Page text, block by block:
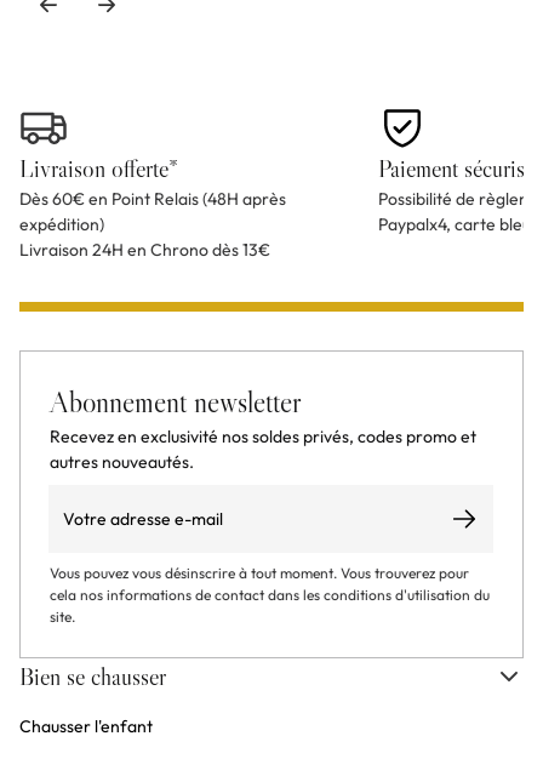
Livraison offerte*
Dès 60€ en Point Relais (48H après
expédition)
Livraison 24H en Chrono dès 13€
Paiement sécurisé
Possibilité de
Paypalx4, carte
Abonnement newsletter
Recevez en exclusivité nos soldes privés, codes promo et
autres nouveautés.
S’abonner
Vous pouvez vous désinscrire à tout moment. Vous trouverez pour
cela nos informations de contact dans les conditions d'utilisation du
site.
Bien se chausser
Chausser l'enfant